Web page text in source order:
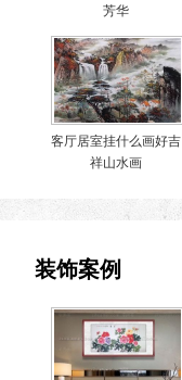
芳华
客厅居室挂什么画好吉
祥山水画
装饰案例